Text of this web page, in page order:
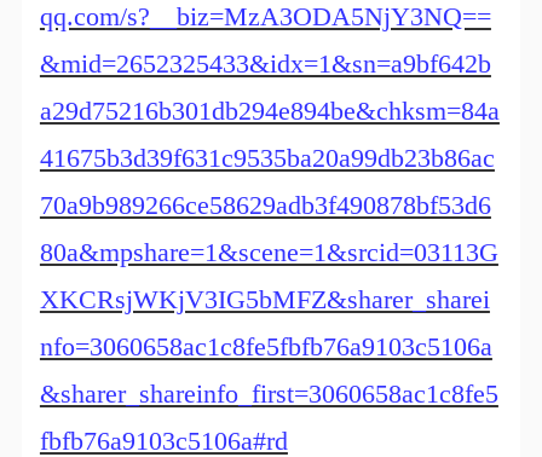
qq.com/s?__biz=MzA3ODA5NjY3NQ==
&mid=2652325433&idx=1&sn=a9bf642b
a29d75216b301db294e894be&chksm=84a
41675b3d39f631c9535ba20a99db23b86ac
70a9b989266ce58629adb3f490878bf53d6
80a&mpshare=1&scene=1&srcid=03113G
XKCRsjWKjV3IG5bMFZ&sharer_sharei
nfo=3060658ac1c8fe5fbfb76a9103c5106a
&sharer_shareinfo_first=3060658ac1c8fe5
fbfb76a9103c5106a#rd